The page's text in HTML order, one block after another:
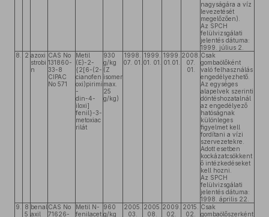
nagyságára a víz
levezetését
megelőzően).
Az SPCH
felülvizsgálati
jelentés dátuma:
1999. július 2.
8.
2 azoxi
strobi
n
CAS No
131860-
33-8
CIPAC
No 571
Metil
(E)-2-
{2[6-(2-
cianofen
oxi)pirimi
-
din-4-
iloxi]
fenil}-3-
metoxiac
rilát
930
g/kg
(Z
isomer
max.
25
g/kg)
1998.
07. 01.
1999.
01. 01.
1999.
01.01.
2008.
07.
01.
Csak
gombaölőként
való felhasználás
engedélyezhető.
Az egységes
alapelvek szerinti
döntéshozatalnál
az engedélyező
hatóságnak
különleges
figyelmet kell
fordítani a vízi
szervezetekre.
Adott esetben
kockázatcsökkent
ő intézkedéseket
kell hozni.
Az SPCH
felülvizsgálati
jelentés dátuma:
1998. április 22.
9.
8
5
benal
axil
CAS No
71626-
Metil N-
fenilacet
960
g/kg
2005.
03.
2005.
08.
2009.
02.
2015.
02.
Csak
gombaölőszerként